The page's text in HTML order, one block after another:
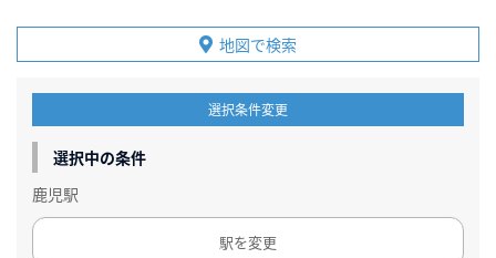
地図で検索
選択条件変更
選択中の条件
鹿児駅
駅を変更